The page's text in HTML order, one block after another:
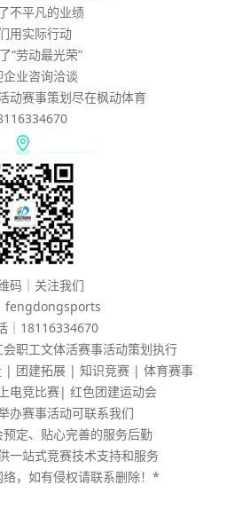
不平凡的业绩
用实际行动
“劳动最光荣”
企业咨询洽谈
动赛事策划尽在枫动体育
码｜关注我们
fengdongsports
｜18116334670
职工文体活赛事活动策划执行
| 团建拓展 | 知识竞赛 | 体育赛事
电竞比赛| 红色团建运动会
办赛事活动可联系我们
定、贴心完善的服务后勤
一站式竞赛技术支持和服务
，如有侵权请联系删除！*